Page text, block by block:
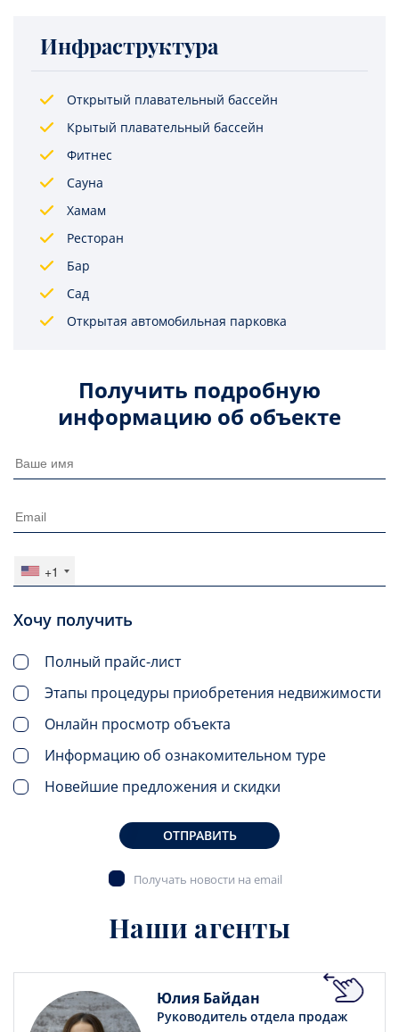
Инфраструктура
Открытый плавательный бассейн
Крытый плавательный бассейн
Фитнес
Сауна
Хамам
Ресторан
Бар
Сад
Открытая автомобильная парковка
Получить подробную
информацию об объекте
+1
Хочу получить
Полный прайс-лист
Этапы процедуры приобретения недвижимости
Онлайн просмотр объекта
Информацию об ознакомительном туре
Новейшие предложения и скидки
ОТПРАВИТЬ
Получать новости на email
Наши агенты
Юлия Байдан
Руководитель отдела продаж